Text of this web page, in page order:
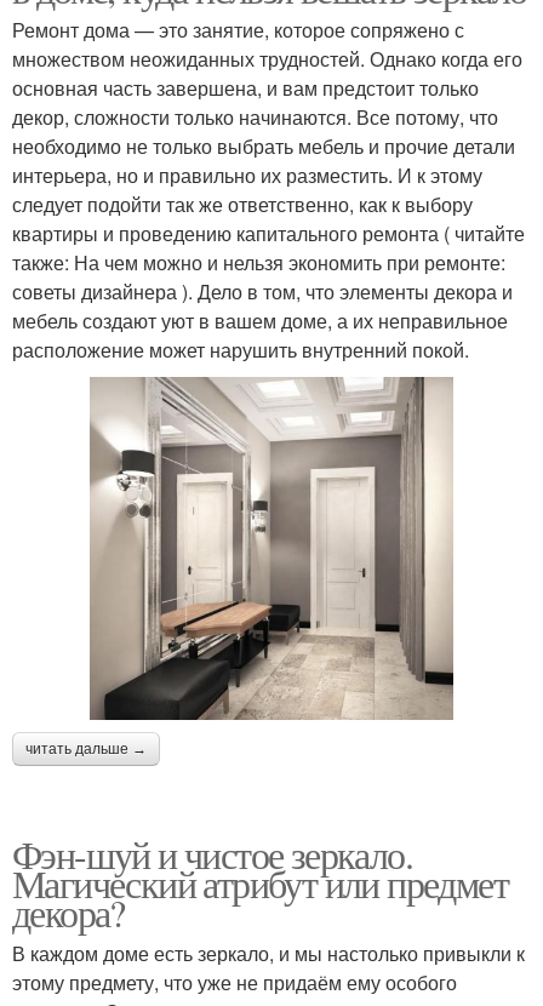
Ремонт дома — это занятие, которое сопряжено с
множеством неожиданных трудностей. Однако когда его
основная часть завершена, и вам предстоит только
декор, сложности только начинаются. Все потому, что
необходимо не только выбрать мебель и прочие детали
интерьера, но и правильно их разместить. И к этому
следует подойти так же ответственно, как к выбору
квартиры и проведению капитального ремонта ( читайте
также: На чем можно и нельзя экономить при ремонте:
советы дизайнера ). Дело в том, что элементы декора и
мебель создают уют в вашем доме, а их неправильное
расположение может нарушить внутренний покой.
читать дальше →
Фэн-шуй и чистое зеркало.
Магический атрибут или предмет
декора?
В каждом доме есть зеркало, и мы настолько привыкли к
этому предмету, что уже не придаём ему особого